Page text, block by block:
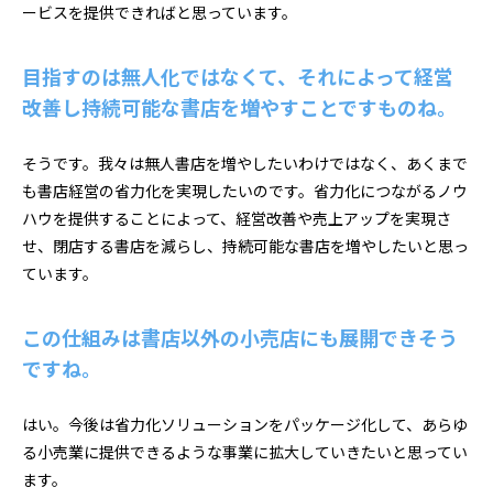
ービスを提供できればと思っています。
目指すのは無人化ではなくて、それによって経営
改善し持続可能な書店を増やすことですものね。
そうです。我々は無人書店を増やしたいわけではなく、あくまで
も書店経営の省力化を実現したいのです。省力化につながるノウ
ハウを提供することによって、経営改善や売上アップを実現さ
せ、閉店する書店を減らし、持続可能な書店を増やしたいと思っ
ています。
この仕組みは書店以外の小売店にも展開できそう
ですね。
はい。今後は省力化ソリューションをパッケージ化して、あらゆ
る小売業に提供できるような事業に拡大していきたいと思ってい
ます。